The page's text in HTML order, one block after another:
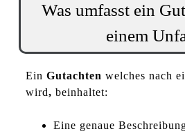
Was umfasst ein
einem
Ein Gutachten welches nach
wird, beinhaltet:
Eine genaue